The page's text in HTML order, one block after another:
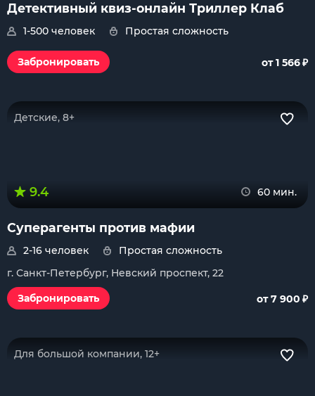
Детективный квиз-онлайн Триллер Клаб
1-500 человек Простая сложность
Забронировать от 1 566₽
Детские, 8+
9.4 60 мин.
Суперагенты против мафии
2-16 человек
Простая сложность
г. Санкт-Петербург, Невский проспект, 22
Забронировать
от 7 900 ₽
Для большой компании, 12+